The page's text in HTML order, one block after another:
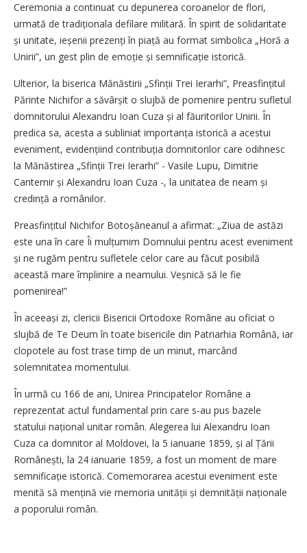
Ceremonia a continuat cu depunerea coroanelor de flori,
urmată de tradiționala defilare militară. În spirit de solidaritate
și unitate, ieșenii prezenți în piață au format simbolica „Horă a
Unirii”, un gest plin de emoție și semnificație istorică.
Ulterior, la biserica Mănăstirii „Sfinții Trei Ierarhi”, Preasfințitul
Părinte Nichifor a săvârșit o slujbă de pomenire pentru sufletul
domnitorului Alexandru Ioan Cuza și al făuritorilor Unirii. În
predica sa, acesta a subliniat importanța istorică a acestui
eveniment, evidențiind contribuția domnitorilor care odihnesc
la Mănăstirea „Sfinții Trei Ierarhi” - Vasile Lupu, Dimitrie
Cantemir și Alexandru Ioan Cuza -, la unitatea de neam și
credință a românilor.
Preasfințitul Nichifor Botoșăneanul a afirmat: „Ziua de astăzi
este una în care Îi mulțumim Domnului pentru acest eveniment
și ne rugăm pentru sufletele celor care au făcut posibilă
această mare împlinire a neamului. Veșnică să le fie
pomenirea!”
În aceeași zi, clericii Bisericii Ortodoxe Române au oficiat o
slujbă de Te Deum în toate bisericile din Patriarhia Română, iar
clopotele au fost trase timp de un minut, marcând
solemnitatea momentului.
În urmă cu 166 de ani, Unirea Principatelor Române a
reprezentat actul fundamental prin care s‑au pus bazele
statului național unitar român. Alegerea lui Alexandru Ioan
Cuza ca domnitor al Moldovei, la 5 ianuarie 1859, și al Țării
Românești, la 24 ianuarie 1859, a fost un moment de mare
semnificație istorică. Comemorarea acestui eveniment este
menită să mențină vie memoria unității și demnității naționale
a poporului român.